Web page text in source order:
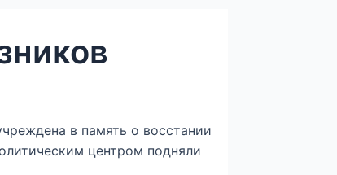
в память о восстании
центром подняли